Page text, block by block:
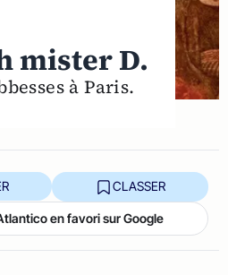
mister D.
à Paris.
CLASSER
en favori sur Google